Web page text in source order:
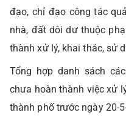
đạo, chỉ đạo công tác
nhà, đất dôi dư thuộc
thành xử lý, khai thác, sử
Tổng hợp danh sách
chưa hoàn thành việc xử
thành phố trước ngày 20-